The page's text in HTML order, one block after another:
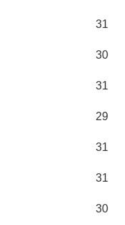
31
30
31
29
31
31
30